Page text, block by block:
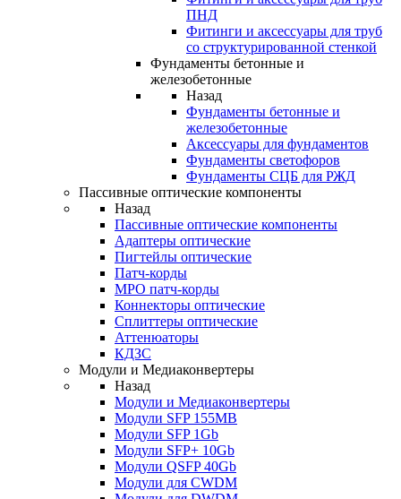
ПНД
Фитинги и аксессуары для труб
со структурированной стенкой
Фундаменты бетонные и
железобетонные
Назад
Фундаменты бетонные и
железобетонные
Аксессуары для фундаментов
Фундаменты светофоров
Фундаменты СЦБ для РЖД
Пассивные оптические компоненты
Назад
Пассивные оптические компоненты
Адаптеры оптические
Пигтейлы оптические
Патч-корды
MPO патч-корды
Коннекторы оптические
Сплиттеры оптические
Аттенюаторы
КДЗС
Модули и Медиаконвертеры
Назад
Модули и Медиаконвертеры
Модули SFP 155MB
Модули SFP 1Gb
Модули SFP+ 10Gb
Модули QSFP 40Gb
Модули для CWDM